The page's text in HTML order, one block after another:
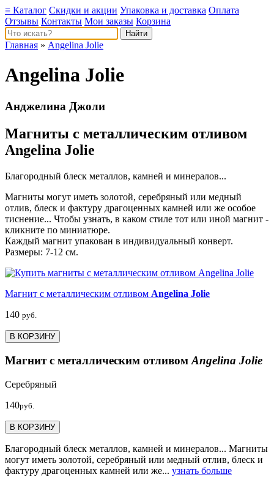
≡ Каталог Скидки и акции Упаковка и доставка Оплата
Отзывы Контакты Мои заказы Корзина
Главная » Angelina Jolie
Angelina Jolie
Анджелина Джоли
Магниты с металлическим отливом
Angelina Jolie
Благородный блеск металлов, камней и минералов...
Магниты могут иметь золотой, серебряный или медный
отлив, блеск и фактуру драгоценных камней или же особое
тиснение... Чтобы узнать, в каком стиле тот или иной магнит -
кликните по миниатюре.
Каждый магнит упакован в индивидуальный конверт.
Размеры: 7-12 см.
Магнит с металлическим отливом Angelina Jolie
140 руб.
В КОРЗИНУ
Магнит с металлическим отливомAngelina Jolie
Серебряный
140руб.
В КОРЗИНУ
Благородный блеск металлов, камней и минералов... Магниты
могут иметь золотой, серебряный или медный отлив, блеск и
фактуру драгоценных камней или же... узнать больше